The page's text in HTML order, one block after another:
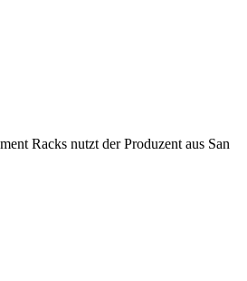
Racks nutzt der Produzent aus San